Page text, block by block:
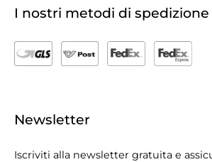
I nostri metodi di spedizione
Newsletter
Iscriviti alla newsletter gratuita e